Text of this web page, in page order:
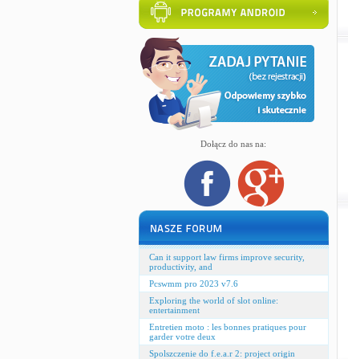
Dołącz do nas na:
Can it support law firms improve security,
productivity, and
Pcswmm pro 2023 v7.6
Exploring the world of slot online:
entertainment
Entretien moto : les bonnes pratiques pour
garder votre deux
Spolszczenie do f.e.a.r 2: project origin